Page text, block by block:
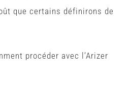
que certains définirons de
procéder avec l’Arizer